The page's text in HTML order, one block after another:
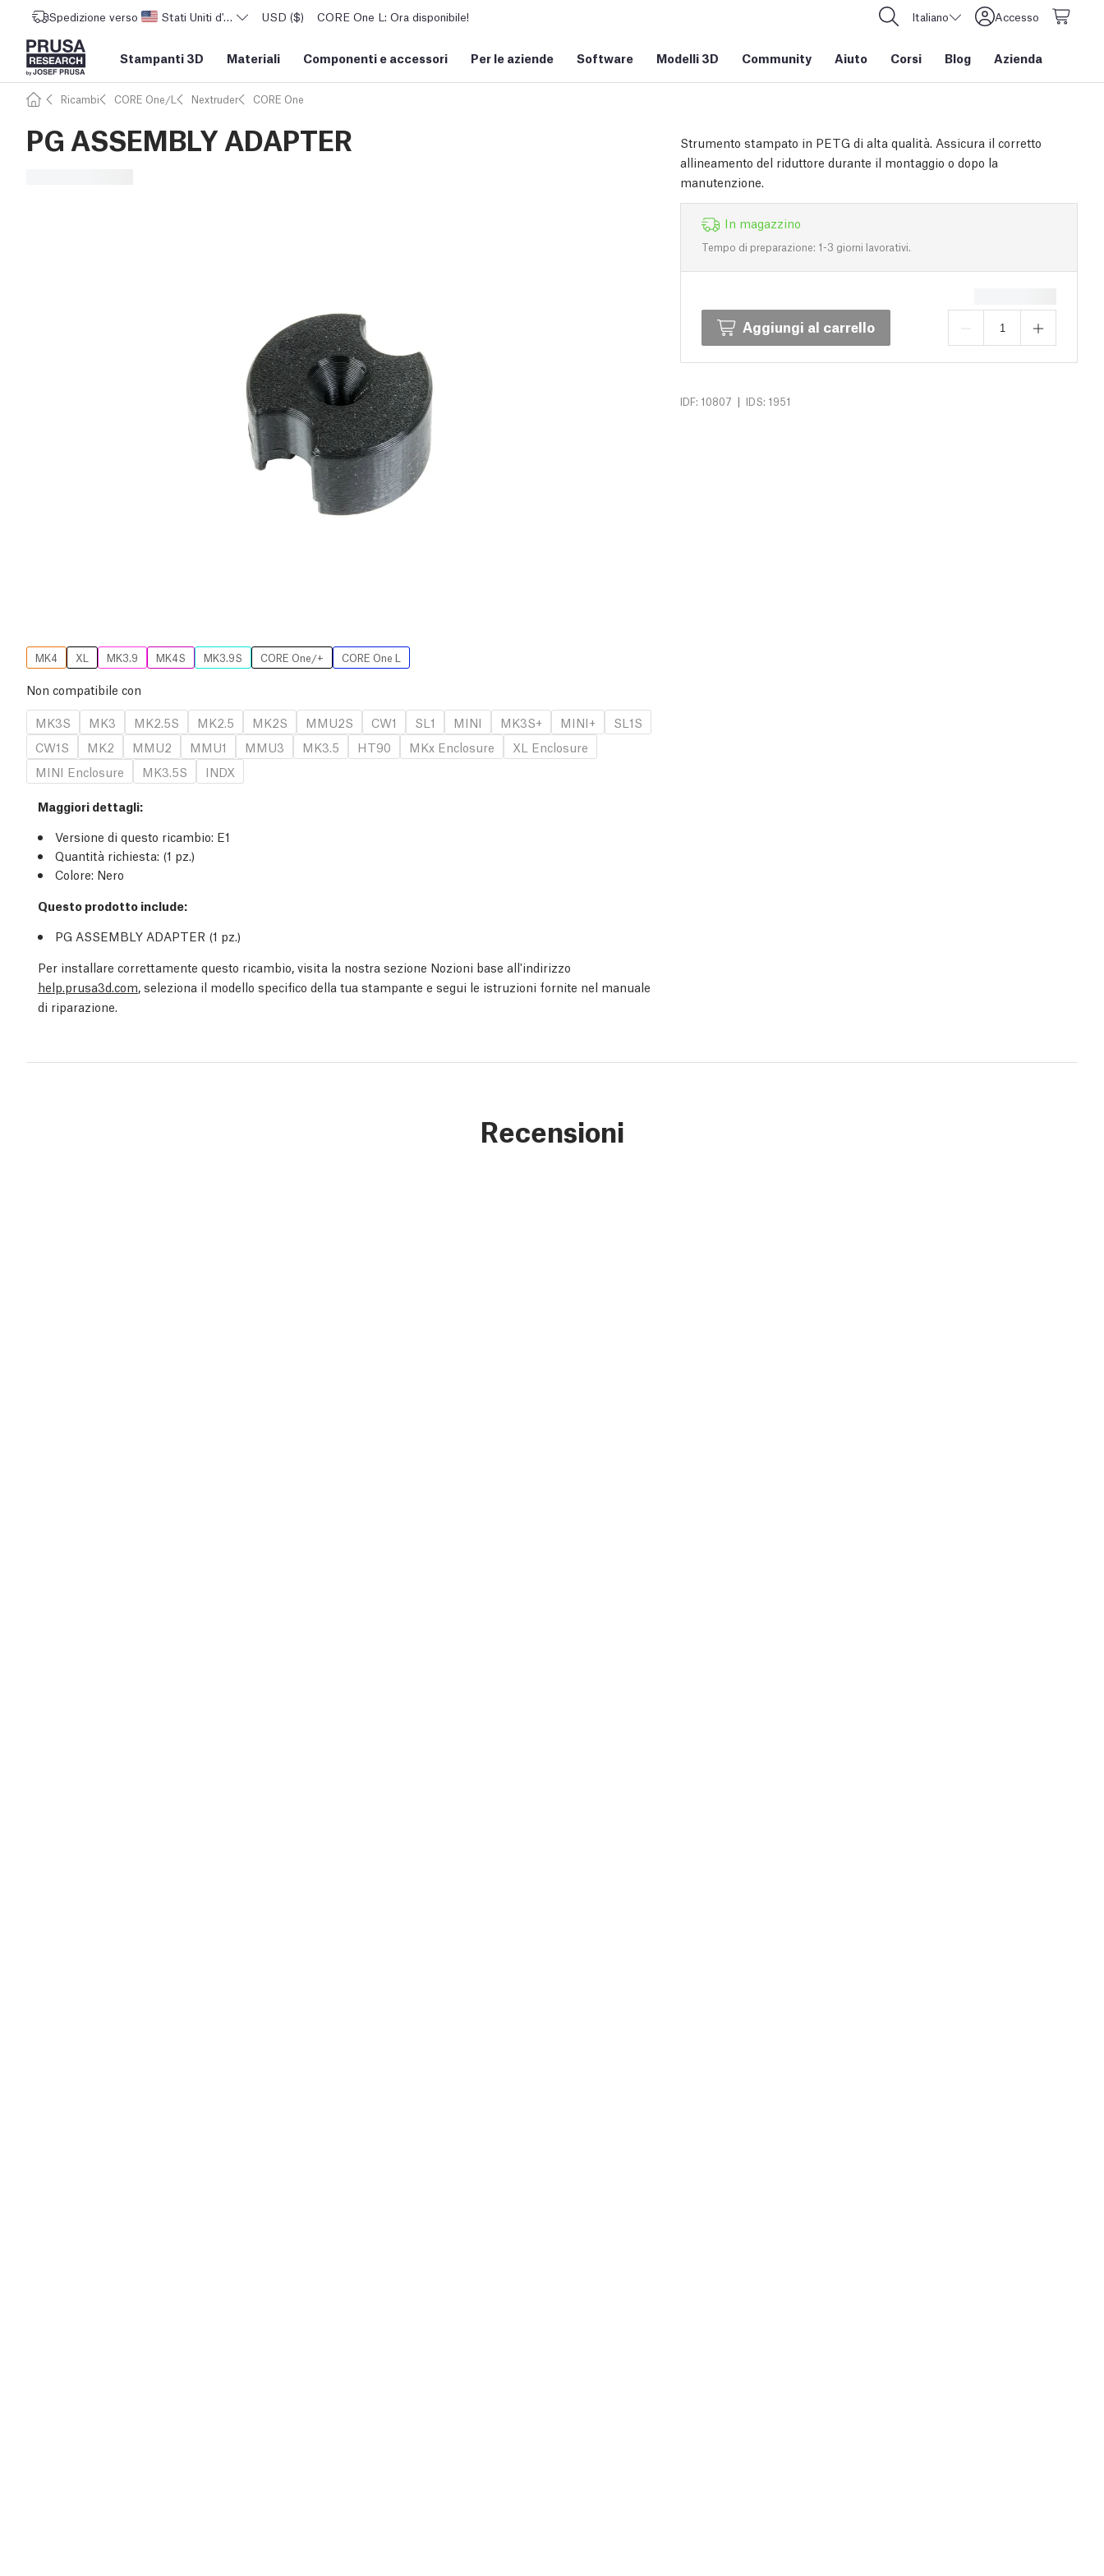
Spedizione verso Stati Uniti d'AmericaUSD ($) CORE One L: Ora disponibile! Italiano Accesso
Stampanti 3D Materiali Componenti e accessori Per le aziende Software Modelli 3D Community Aiuto Corsi Blog Azienda
Ricambi CORE One/L Nextruder CORE One
PG ASSEMBLY ADAPTER
Strumento stampato in PETG di alta qualità. Assicura il corretto
allineamento del riduttore durante il montaggio o dopo la
manutenzione.
In magazzino
Tempo di preparazione: 1-3 giorni lavorativi.
Aggiungi al carrello
IDF: 10807 | IDS: 1951
MK4 XL MK3.9 MK4S MK3.9S CORE One/+ CORE One L
Non compatibile con
MK3S
MK3 MK2.5S MK2.5 MK2S MMU2S CW1 SL1 MINI MK3S+ MINI+
SL1S
CW1S
MK2 MMU2 MMU1 MMU3 MK3.5 HT90 MKx Enclosure
XL Enclosure
MINI Enclosure
MK3.5S INDX
Maggiori dettagli:
Versione di questo ricambio: E1
Quantità richiesta: (1 pz.)
Colore: Nero
Questo prodotto include:
PG ASSEMBLY ADAPTER (1 pz.)
Per installare correttamente questo ricambio, visita la nostra sezione Nozioni base all'indirizzo
help.prusa3d.com, seleziona il modello specifico della tua stampante e segui le istruzioni fornite nel manuale
di riparazione.
Recensioni